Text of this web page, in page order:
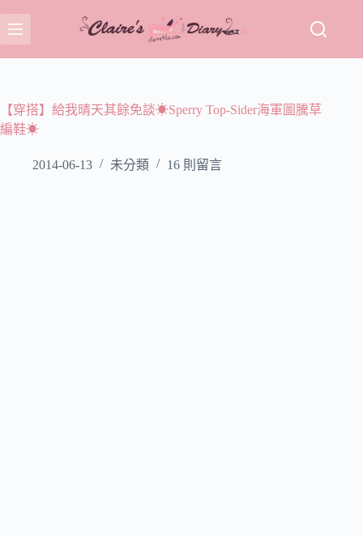
至
主
容【穿搭】給我晴天其餘免談☀Sperry Top-Sider海軍圖騰草
編鞋☀
2014-06-13 未分類 16 則留言